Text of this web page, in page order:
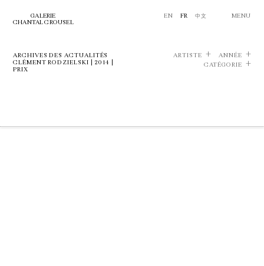
GALERIE
CHANTAL CROUSEL
EN FR 中文 MENU
ARCHIVES DES ACTUALITÉS
CLÉMENT RODZIELSKI | 2014 |
PRIX
ARTISTE
ANNÉE
CATÉGORIE